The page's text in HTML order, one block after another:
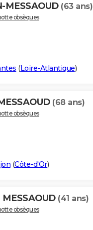
MESSAOUD (63 ans)
obsèques
(Loire-Atlantique)
(68 ans)
obsèques
(Côte-d'Or)
(41 ans)
obsèques